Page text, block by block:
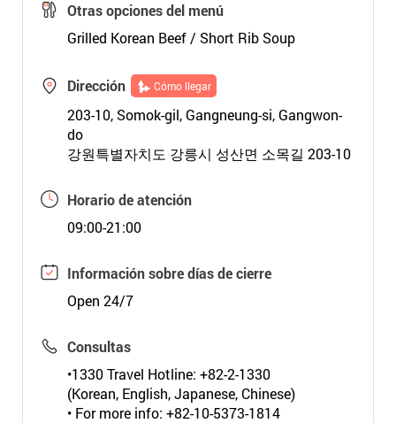
Otras opciones del menú
Grilled Korean Beef / Short Rib Soup
Dirección Cómo llegar
203-10, Somok-gil, Gangneung-si, Gangwon-
do
강원특별자치도 강릉시 성산면 소목길 203-10
Horario de atención
09:00-21:00
Información sobre días de cierre
Open 24/7
Consultas
•1330 Travel Hotline: +82-2-1330
(Korean, English, Japanese, Chinese)
• For more info: +82-10-5373-1814